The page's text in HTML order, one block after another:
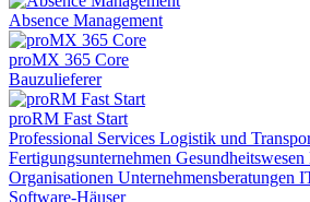
Absence Management
proMX 365 Core
Bauzulieferer
proRM Fast Start
Professional Services Logistik und
Fertigungsunternehmen Gesundheitswesen
Organisationen Unternehmensberatungen
Software-Häuser